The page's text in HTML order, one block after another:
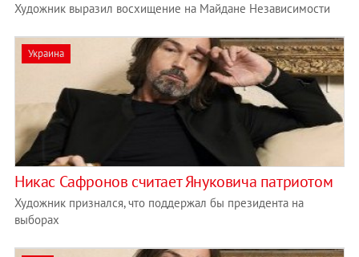
Художник выразил восхищение на Майдане Независимости
Украина
Никас Сафронов считает Януковича патриотом
Художник признался, что поддержал бы президента на
выборах